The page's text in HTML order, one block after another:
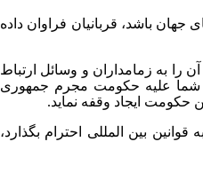
باشد، قربانیان فراوان داده
را به زمامداران و وسائل ارتباط
شما علیه حکومت مجرم جمهوری
حکومت ایجاد وقفه نماید.
بین
المللی احترام بگذارد،